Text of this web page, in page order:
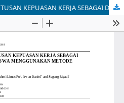
SISTEM PENDUKUNG KEPUTUSAN KEPUASAN KERJA SEBAGAI DRIVER OJOL PADA MAHASISWA MENGGUNAKAN METODE MOORA